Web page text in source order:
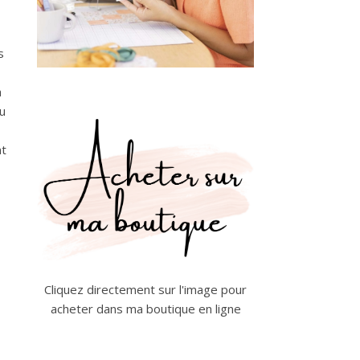
Cliquez directement sur l'image pour
acheter dans ma boutique en ligne